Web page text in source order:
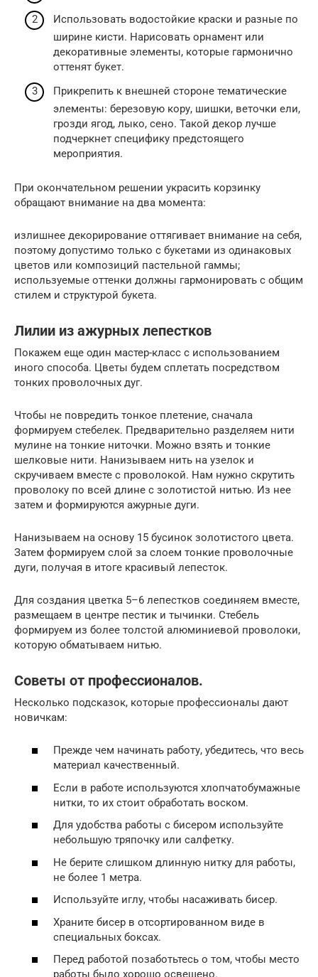
Использовать водостойкие краски и разные по
ширине кисти. Нарисовать орнамент или
декоративные элементы, которые гармонично
оттенят букет.
Прикрепить к внешней стороне тематические
элементы: березовую кору, шишки, веточки ели,
грозди ягод, лыко, сено. Такой декор лучше
подчеркнет специфику предстоящего
мероприятия.
При окончательном решении украсить корзинку
обращают внимание на два момента:
излишнее декорирование оттягивает внимание на себя,
поэтому допустимо только с букетами из одинаковых
цветов или композиций пастельной гаммы;
используемые оттенки должны гармонировать с общим
стилем и структурой букета.
Лилии из ажурных лепестков
Покажем еще один мастер-класс с использованием
иного способа. Цветы будем сплетать посредством
тонких проволочных дуг.
Чтобы не повредить тонкое плетение, сначала
формируем стебелек. Предварительно разделяем нити
мулине на тонкие ниточки. Можно взять и тонкие
шелковые нити. Нанизываем нить на узелок и
скручиваем вместе с проволокой. Нам нужно скрутить
проволоку по всей длине с золотистой нитью. Из нее
затем и формируются ажурные дуги.
Нанизываем на основу 15 бусинок золотистого цвета.
Затем формируем слой за слоем тонкие проволочные
дуги, получая в итоге красивый лепесток.
Для создания цветка 5–6 лепестков соединяем вместе,
размещаем в центре пестик и тычинки. Стебель
формируем из более толстой алюминиевой проволоки,
которую обматываем нитью.
Советы от профессионалов.
Несколько подсказок, которые профессионалы дают
новичкам:
Прежде чем начинать работу, убедитесь, что весь
материал качественный.
Если в работе используются хлопчатобумажные
нитки, то их стоит обработать воском.
Для удобства работы с бисером используйте
небольшую тряпочку или салфетку.
Не берите слишком длинную нитку для работы,
не более 1 метра.
Используйте иглу, чтобы насаживать бисер.
Храните бисер в отсортированном виде в
специальных боксах.
Перед работой позаботьтесь о том, чтобы место
работы было хорошо освещено.